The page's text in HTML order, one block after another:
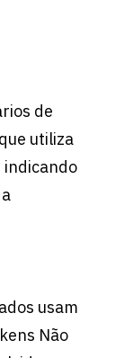
de
utiliza
indicando
usam
Não